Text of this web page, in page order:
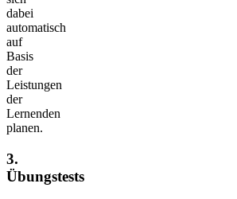
dabei
automatisch
auf
Basis
der
Leistungen
der
Lernenden
planen.
3.
Übungstests